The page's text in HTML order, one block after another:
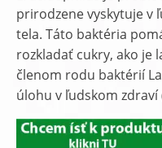
prirodzene vyskytuje v
tela. Táto baktéria
rozkladať cukry, ako je
členom rodu baktérií
úlohu v ľudskom zdraví